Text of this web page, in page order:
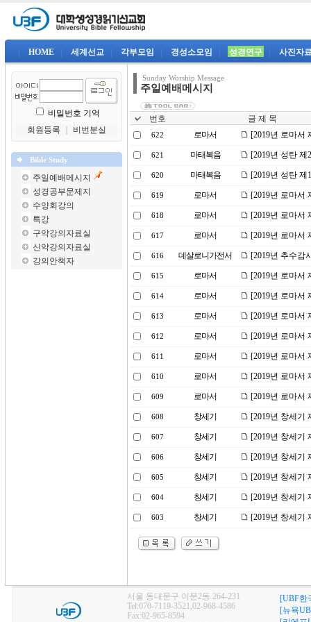
HOME 세계선교 각부모임 경성소모임 성경연구 사진자
비밀번호 기억
회원등록
비번분실
Bible Study
주일예배메시지
성경공부문제지
수양회강의
특강
구약강의자료실
신약강의자료실
강의안책자
Sunday Worship Message
주일예배메시지
번호 글 제 목
622 로마서 [2019년 로마서
621 마태복음 [2019년 성탄
620 마태복음 [2019년 성탄
619 로마서 [2019년 로마서
618 로마서 [2019년 로마서
617 로마서 [2019년 로마서
616 데살로니가전서 [2019년 추수감
615 로마서 [2019년 로마서
614 로마서 [2019년 로마서
613 로마서 [2019년 로마서
612 로마서 [2019년 로마서
611 로마서 [2019년 로마서
610 로마서 [2019년 로마서
609 로마서 [2019년 로마서
608 창세기 [2019년 창세기
607 창세기 [2019년 창세기
606 창세기 [2019년 창세기
605 창세기 [2019년 창세기
604 창세기 [2019년 창세기
603 창세기 [2019년 창세기
서울 동대문구 이문2동 264-231
Tel:070-7119-3521,02-968-4586
Fax:02-965-8594
[UBF한
[뉴욕